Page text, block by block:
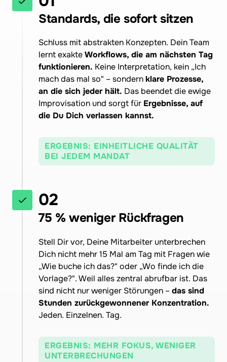
Standards, die sofort sitzen
Schluss mit abstrakten Konzepten. Dein Team
lernt exakte Workflows, die am nächsten Tag
funktionieren. Keine Interpretation, kein „Ich
mach das mal so" – sondern klare Prozesse,
an die sich jeder hält. Das beendet die ewige
Improvisation und sorgt für Ergebnisse, auf
die Du Dich verlassen kannst.
ERGEBNIS: EINHEITLICHE QUALITÄT
BEI JEDEM MANDAT
02
75 % weniger Rückfragen
Stell Dir vor, Deine Mitarbeiter unterbrechen
Dich nicht mehr 15 Mal am Tag mit Fragen wie
„Wie buche ich das?" oder „Wo finde ich die
Vorlage?". Weil alles zentral abrufbar ist. Das
sind nicht nur weniger Störungen – das sind
Jeden. Einzelnen. Tag.
ERGEBNIS: MEHR FOKUS, WENIGER
UNTERBRECHUNGEN